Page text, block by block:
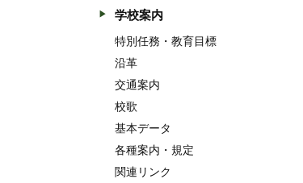
学校案内
特別任務・教育目標
沿革
交通案内
校歌
基本データ
各種案内・規定
関連リンク